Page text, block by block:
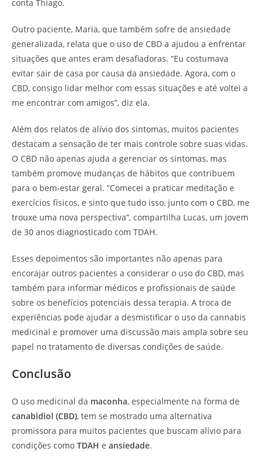
conta Thiago.
Outro paciente, Maria, que também sofre de ansiedade
generalizada, relata que o uso de CBD a ajudou a enfrentar
situações que antes eram desafiadoras. “Eu costumava
evitar sair de casa por causa da ansiedade. Agora, com o
CBD, consigo lidar melhor com essas situações e até voltei a
me encontrar com amigos”, diz ela.
Além dos relatos de alívio dos sintomas, muitos pacientes
destacam a sensação de ter mais controle sobre suas vidas.
O CBD não apenas ajuda a gerenciar os sintomas, mas
também promove mudanças de hábitos que contribuem
para o bem-estar geral. “Comecei a praticar meditação e
exercícios físicos, e sinto que tudo isso, junto com o CBD, me
trouxe uma nova perspectiva”, compartilha Lucas, um jovem
de 30 anos diagnosticado com TDAH.
Esses depoimentos são importantes não apenas para
encorajar outros pacientes a considerar o uso do CBD, mas
também para informar médicos e profissionais de saúde
sobre os benefícios potenciais dessa terapia. A troca de
experiências pode ajudar a desmistificar o uso da cannabis
medicinal e promover uma discussão mais ampla sobre seu
papel no tratamento de diversas condições de saúde.
Conclusão
O uso medicinal da maconha, especialmente na forma de
canabidiol (CBD), tem se mostrado uma alternativa
promissora para muitos pacientes que buscam alívio para
condições como TDAH e ansiedade.